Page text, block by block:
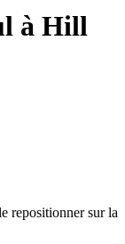
à Hill
repositionner sur la